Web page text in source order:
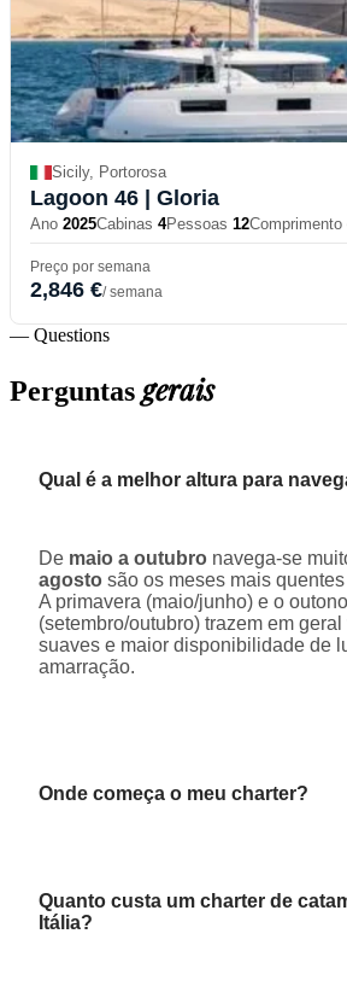
Sicily, Portorosa
Lagoon 46 | Gloria
Ano 2025Cabinas 4Pessoas 12Comprimento
Preço por semana
2,846 €/ semana
— Questions
Perguntasgerais
Qual é a melhor altura para
De maio a outubro navega-se
agosto são os meses mais
A primavera (maio/junho) e o outono
(setembro/outubro) trazem em
suaves e maior disponibilidade de
amarração.
Onde começa o meu charter?
Quanto custa um charter de
Itália?